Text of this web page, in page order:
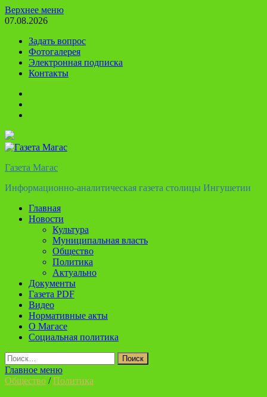
Перейти
к
Верхнее меню
07.08.2026
Задать вопрос
Фотогалерея
Электронная подписка
Контакты
Газета Магас
Информационно-аналитическая газета столицы Ингушетии
Главная
Новости
Культура
Муниципальная власть
Общество
Политика
Актуально
Документы
Газета PDF
Видео
Нормативные акты
О Магасе
Социальная политика
Найти:
Главное меню
Общество /Политика